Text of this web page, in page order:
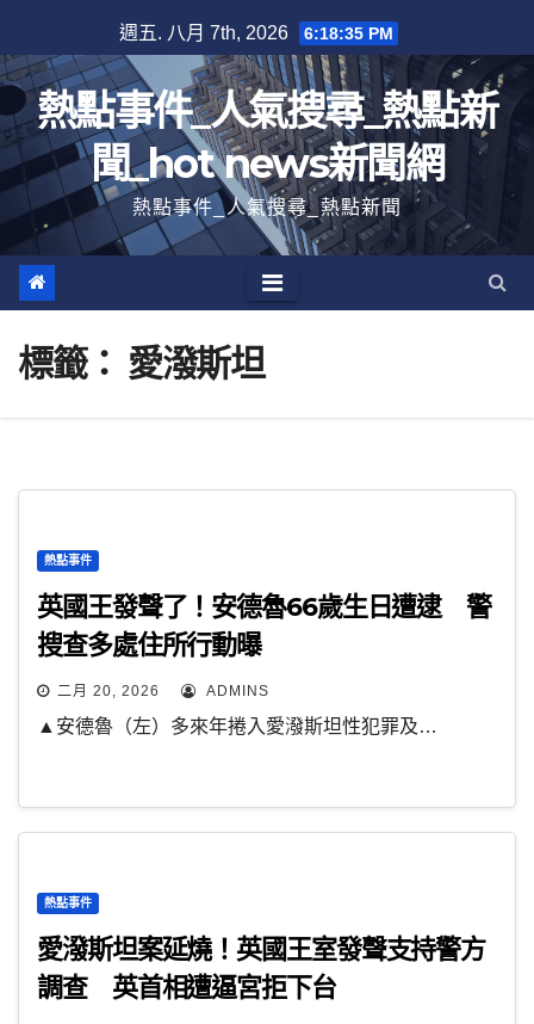
至
內
容
週五. 八月 7th, 2026 6:18:35 PM
熱點事件_人氣搜尋_熱點新
聞_hot news新聞網
熱點事件_人氣搜尋_熱點新聞
標籤： 愛潑斯坦
熱點事件
英國王發聲了！安德魯66歲生日遭逮 警
搜查多處住所行動曝
二月 20, 2026 ADMINS
▲安德魯（左）多來年捲入愛潑斯坦性犯罪及…
熱點事件
愛潑斯坦案延燒！英國王室發聲支持警方
調查 英首相遭逼宮拒下台